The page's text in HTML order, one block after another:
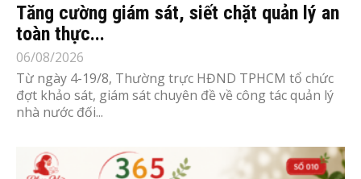
Tăng cường giám sát, siết chặt quản lý an
toàn thực...
06/08/2026
Từ ngày 4-19/8, Thường trực HĐND TPHCM tổ chức
đợt khảo sát, giám sát chuyên đề về công tác quản lý
nhà nước đối...